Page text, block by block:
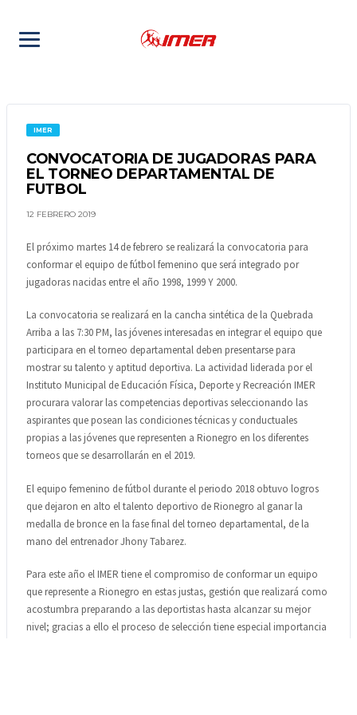
IMER
CONVOCATORIA DE JUGADORAS PARA
EL TORNEO DEPARTAMENTAL DE
FUTBOL
12 FEBRERO 2019
El próximo martes 14 de febrero se realizará la convocatoria para
conformar el equipo de fútbol femenino que será integrado por
jugadoras nacidas entre el año 1998, 1999 Y 2000.
La convocatoria se realizará en la cancha sintética de la Quebrada
Arriba a las 7:30 PM, las jóvenes interesadas en integrar el equipo que
participara en el torneo departamental deben presentarse para
mostrar su talento y aptitud deportiva. La actividad liderada por el
Instituto Municipal de Educación Física, Deporte y Recreación IMER
procurara valorar las competencias deportivas seleccionando las
aspirantes que posean las condiciones técnicas y conductuales
propias a las jóvenes que representen a Rionegro en los diferentes
torneos que se desarrollarán en el 2019.
El equipo femenino de fútbol durante el periodo 2018 obtuvo logros
que dejaron en alto el talento deportivo de Rionegro al ganar la
medalla de bronce en la fase final del torneo departamental, de la
mano del entrenador Jhony Tabarez.
Para este año el IMER tiene el compromiso de conformar un equipo
que represente a Rionegro en estas justas, gestión que realizará como
acostumbra preparando a las deportistas hasta alcanzar su mejor
nivel; gracias a ello el proceso de selección tiene especial importancia